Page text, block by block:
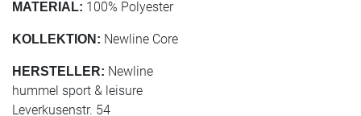
MATERIAL: 100% Polyester
KOLLEKTION: Newline Core
HERSTELLER: Newline
hummel sport & leisure
Leverkusenstr. 54